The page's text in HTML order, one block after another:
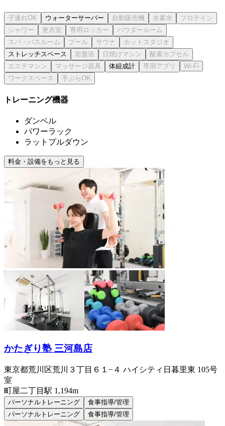
ウォーターサーバー
ストレッチスペース
体組成計
トレーニング機器
ダンベル
パワーラック
ラットプルダウン
料金・設備をもっと見る
かたぎり塾 三河島店
東京都荒川区荒川３丁目６１−４ ハイシティ日暮里東 105号
室
町屋二丁目 駅 1,194m
パーソナルトレーニング
食事指導/管理
パーソナルトレーニング
食事指導/管理